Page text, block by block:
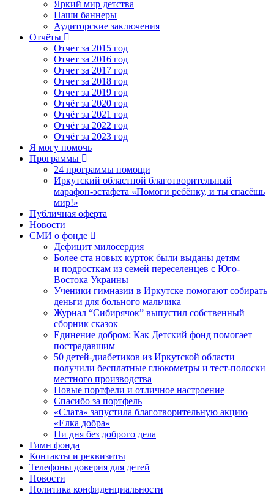
Яркий мир детства
Наши баннеры
Аудиторские заключения
Отчёты
Отчет за 2015 год
Отчет за 2016 год
Отчет за 2017 год
Отчет за 2018 год
Отчет за 2019 год
Отчёт за 2020 год
Отчёт за 2021 год
Отчёт за 2022 год
Отчёт за 2023 год
Я могу помочь
Программы
24 программы помощи
Иркутский областной благотворительный
марафон-эстафета «Помоги ребёнку, и ты спасёшь
мир!»
Публичная оферта
Новости
СМИ о фонде
Дефицит милосердия
Более ста новых курток были выданы детям
и подросткам из семей переселенцев с Юго-
Востока Украины
Ученики гимназии в Иркутске помогают собирать
деньги для больного мальчика
Журнал “Сибирячок” выпустил собственный
сборник сказок
Единение добром: Как Детский фонд помогает
пострадавшим
50 детей-диабетиков из Иркутской области
получили бесплатные глюкометры и тест-полоски
местного производства
Новые портфели и отличное настроение
Спасибо за портфель
«Слата» запустила благотворительную акцию
«Елка добра»
Ни дня без доброго дела
Гимн фонда
Контакты и реквизиты
Телефоны доверия для детей
Новости
Политика конфиденциальности